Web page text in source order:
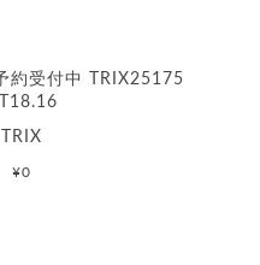
約受付中 TRIX25175
TRIX
¥0